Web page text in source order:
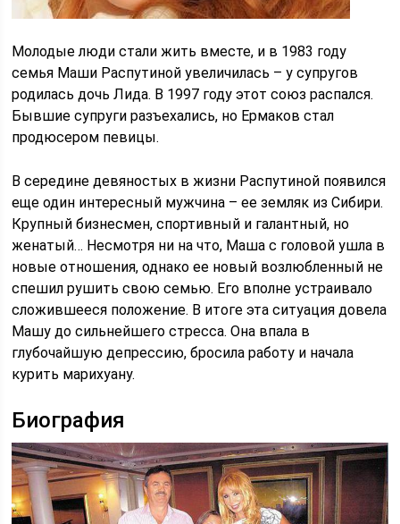
Молодые люди стали жить вместе, и в 1983 году
семья Маши Распутиной увеличилась – у супругов
родилась дочь Лида. В 1997 году этот союз распался.
Бывшие супруги разъехались, но Ермаков стал
продюсером певицы.
В середине девяностых в жизни Распутиной появился
еще один интересный мужчина – ее земляк из Сибири.
Крупный бизнесмен, спортивный и галантный, но
женатый… Несмотря ни на что, Маша с головой ушла в
новые отношения, однако ее новый возлюбленный не
спешил рушить свою семью. Его вполне устраивало
сложившееся положение. В итоге эта ситуация довела
Машу до сильнейшего стресса. Она впала в
глубочайшую депрессию, бросила работу и начала
курить марихуану.
Биография